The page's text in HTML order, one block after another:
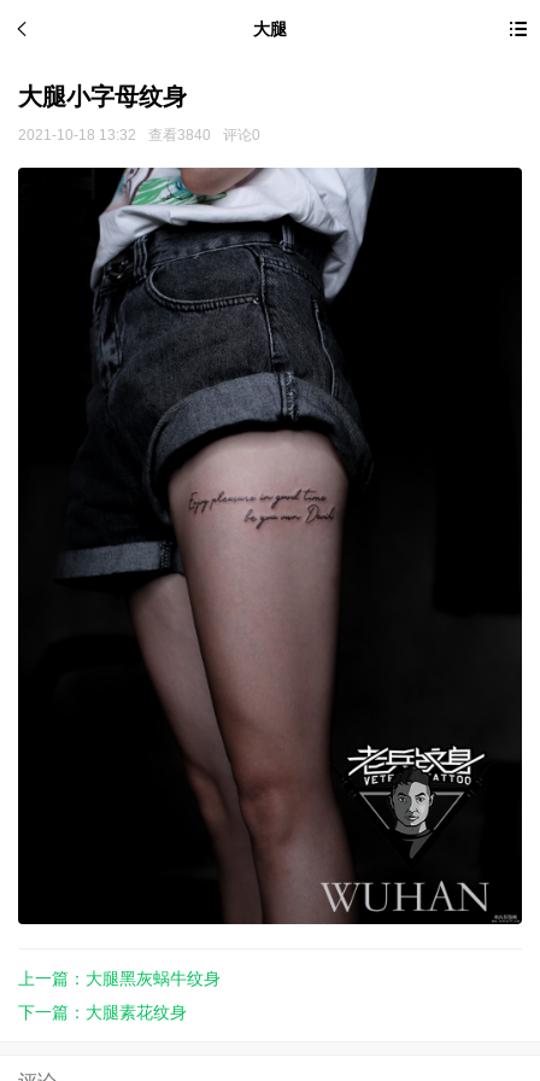
大腿
大腿小字母纹身
2021-10-18 13:32 查看3840 评论0
上一篇：大腿黑灰蜗牛纹身
下一篇：大腿素花纹身